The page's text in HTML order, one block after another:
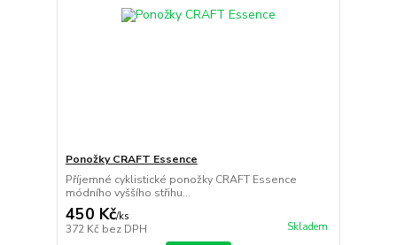
Ponožky CRAFT Essence
Příjemné cyklistické ponožky CRAFT Essence
módního vyššího střihu...
450 Kč/ks
372 Kč bez DPH Skladem